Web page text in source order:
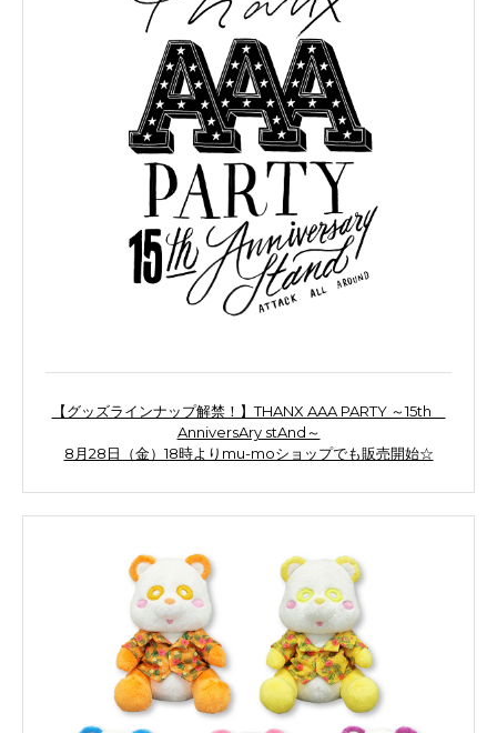
【グッズラインナップ解禁！】THANX AAA PARTY ～15th
AnniversAry stAnd～
8月28日（金）18時よりmu-moショップでも販売開始☆